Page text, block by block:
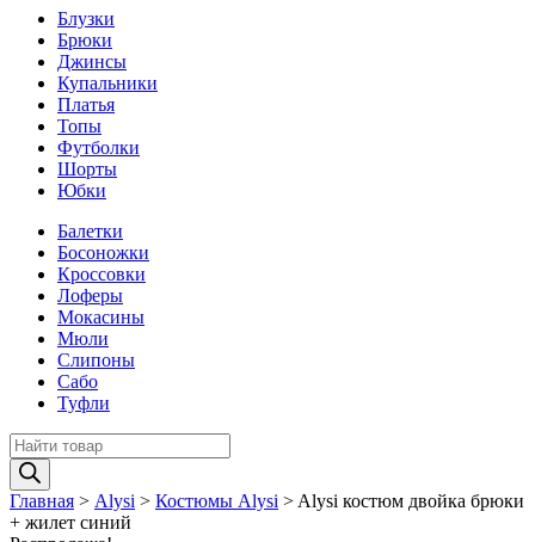
Блузки
Брюки
Джинсы
Купальники
Платья
Топы
Футболки
Шорты
Юбки
Балетки
Босоножки
Кроссовки
Лоферы
Мокасины
Мюли
Слипоны
Сабо
Туфли
Поиск
товаров
Главная > Alysi > Костюмы Alysi > Alysi костюм двойка брюки
+ жилет синий